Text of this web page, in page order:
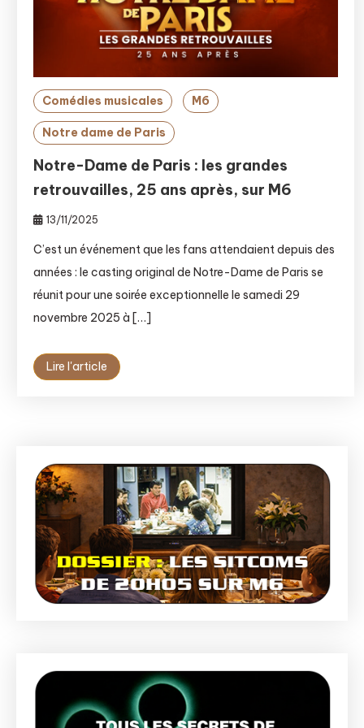
Comédies musicales M6
Notre dame de Paris
Notre-Dame de Paris : les grandes
retrouvailles, 25 ans après, sur M6
13/11/2025
C’est un événement que les fans attendaient depuis des
années : le casting original de Notre-Dame de Paris se
réunit pour une soirée exceptionnelle le samedi 29
novembre 2025 à […]
Lire l'article